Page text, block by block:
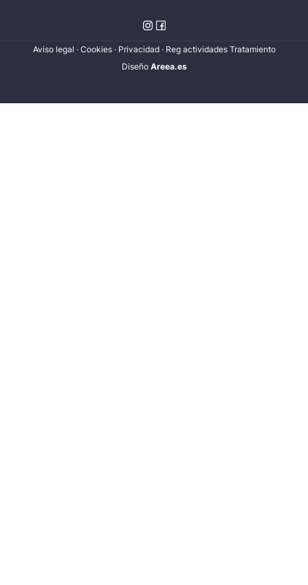
Aviso legal · Cookies· Privacidad · Reg actividades Tratamiento
Diseño Areea.es